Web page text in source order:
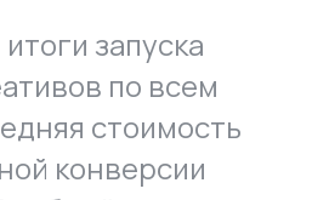
запуска
по всем
стоимость
конверсии